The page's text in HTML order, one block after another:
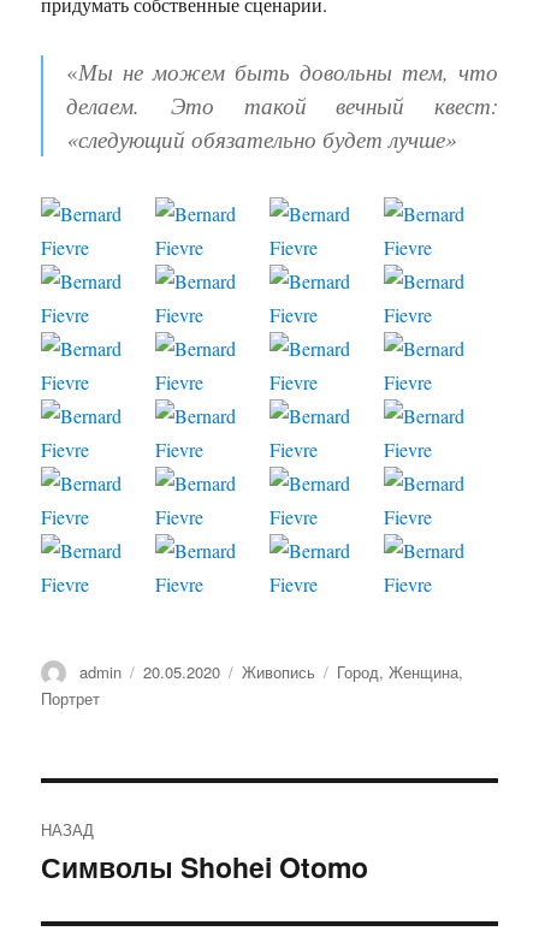
«Мы не можем быть довольны тем, что
делаем. Это такой вечный квест:
«следующий обязательно будет лучше»
Автор
admin Опубликовано
20.05.2020 Рубрики
Живопись Метки
Город,Женщина,
Портрет
по
НАЗАД
Предыдущая
Символы Shohei Otomo